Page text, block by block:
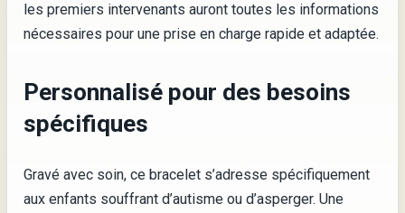
les premiers intervenants auront toutes les informations
nécessaires pour une prise en charge rapide et adaptée.
Personnalisé pour des besoins
spécifiques
Gravé avec soin, ce bracelet s’adresse spécifiquement
aux enfants souffrant d’autisme ou d’asperger. Une